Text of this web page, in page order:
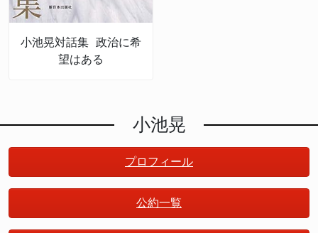
小池晃対話集 政治に希
望はある
小池晃
プロフィール
公約一覧